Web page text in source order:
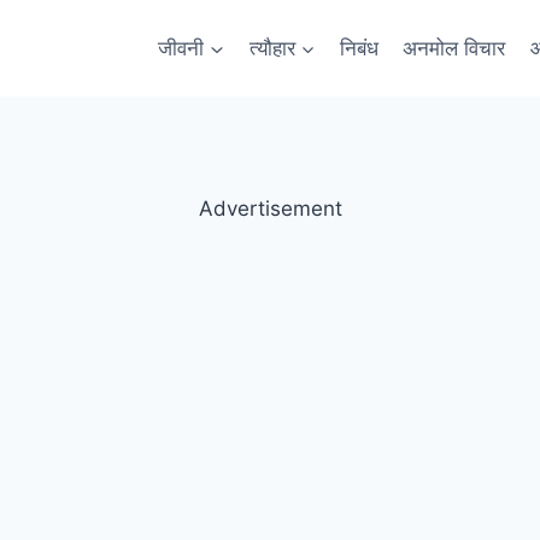
जीवनी त्यौहार निबंध अनमोल विचार
Advertisement